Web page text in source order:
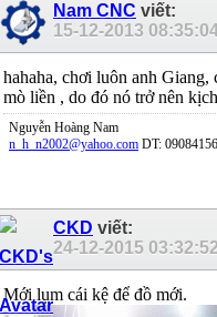
Nam CNC viết:
15-12-2013
hahaha, chơi luôn anh Giang,
mò liền , do đó nó trở nên
Nguyễn Hoàng Nam
n_h_n2002@yahoo.com DT:
CKD viết:
24-12-2015
Mới lụm cái kệ để đồ mới.